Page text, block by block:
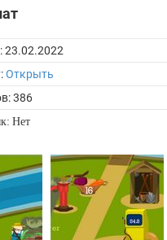
23.02.2022
Открыть
386
Нет